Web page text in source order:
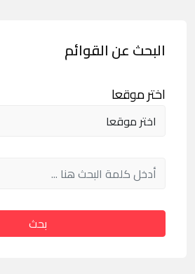
البحث عن القوائم
اختر موقعا
بحث